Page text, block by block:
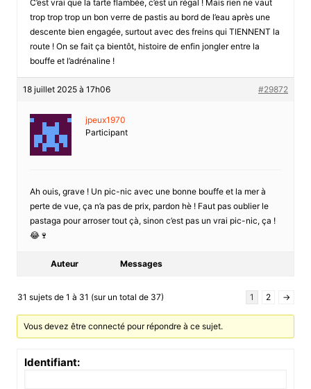
C’est vrai que la tarte flambée, c’est un régal ! Mais rien ne vaut
trop trop trop un bon verre de pastis au bord de l’eau après une
descente bien engagée, surtout avec des freins qui TIENNENT la
route ! On se fait ça bientôt, histoire de enfin jongler entre la
bouffe et l’adrénaline !
18 juillet 2025 à 17h06 #29872
jpeux1970
Participant
Ah ouis, grave ! Un pic-nic avec une bonne bouffe et la mer à
perte de vue, ça n’a pas de prix, pardon hè ! Faut pas oublier le
pastaga pour arroser tout çà, sinon c’est pas un vrai pic-nic, ça !
😂🍷
Auteur Messages
31 sujets de 1 à 31 (sur un total de 37) 1 2 →
Vous devez être connecté pour répondre à ce sujet.
Identifiant: